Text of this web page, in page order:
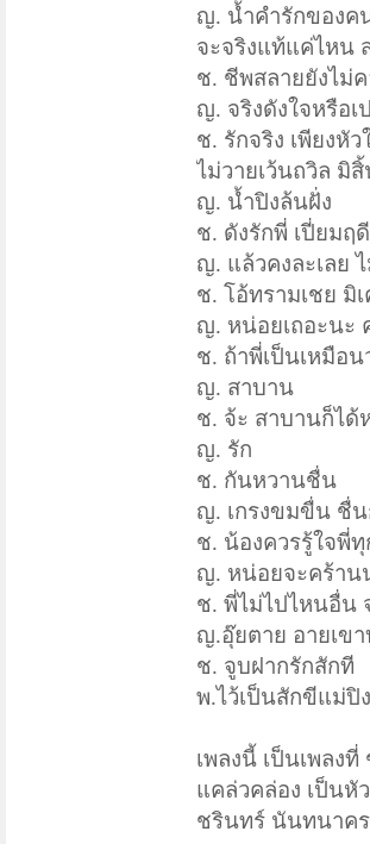
ญ. น้ำคำรักของค
จะจริงแท้แค่ไหน
ช. ชีพสลายยังไม่
ญ. จริงดังใจหรือเ
ช. รักจริง เพียงหั
ไม่วายเว้นถวิล มิ
ญ. น้ำปิงล้นฝั่ง
ช. ดังรักพี่ เปี่ยมฤดี
ญ. แล้วคงละเลย
ช. โอ้ทรามเชย มิ
ญ. หน่อยเถอะนะ
ช. ถ้าพี่เป็นเหมือน
ญ. สาบาน
ช. จ้ะ สาบานก็ได้
ญ. รัก
ช. กันหวานชื่น
ญ. เกรงขมขื่น ชื่
ช. น้องควรรู้ใจพี่ทุ
ญ. หน่อยจะคร้าน
ช. พี่ไม่ไปไหนอื่น
ญ.อุ๊ยตาย อายเข
ช. จูบฝากรักสักที
พ.ไว้เป็นสักขีแม่ปิง
เพลงนี้ เป็นเพลง
แคล่วคล่อง เป็นหั
ชรินทร์ นันทนาคร